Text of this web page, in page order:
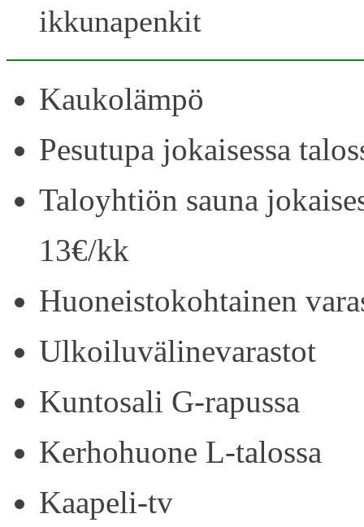
ikkunapenkit
Kaukolämpö
Pesutupa jokaisessa
Taloyhtiön sauna
13€/kk
Huoneistokohtainen
Ulkoiluvälinevarastot
Kuntosali G-rapussa
Kerhohuone L-talossa
Kaapeli-tv